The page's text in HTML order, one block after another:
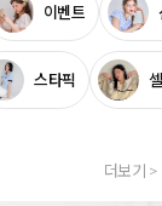
이벤트
스타픽
더보기 >